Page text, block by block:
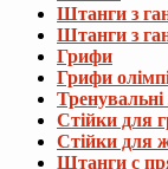
Штанги з
Штанги з
Грифи
Грифи
Стійки для
Стійки для
Штанги с